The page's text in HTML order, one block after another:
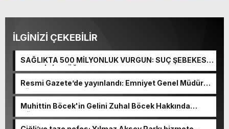
İLGİNİZİ ÇEKEBİLİR
SAĞLIKTA 500 MİLYONLUK VURGUN: SUÇ ŞEBEKESİ
KAÇIŞ İÇİN DÜĞMEYE BASTI!
Resmi Gazete’de yayınlandı: Emniyet Genel Müdürü
görevden alındı!
Muhittin Böcek'in Gelini Zuhal Böcek Hakkında
Gözaltı Kararı!